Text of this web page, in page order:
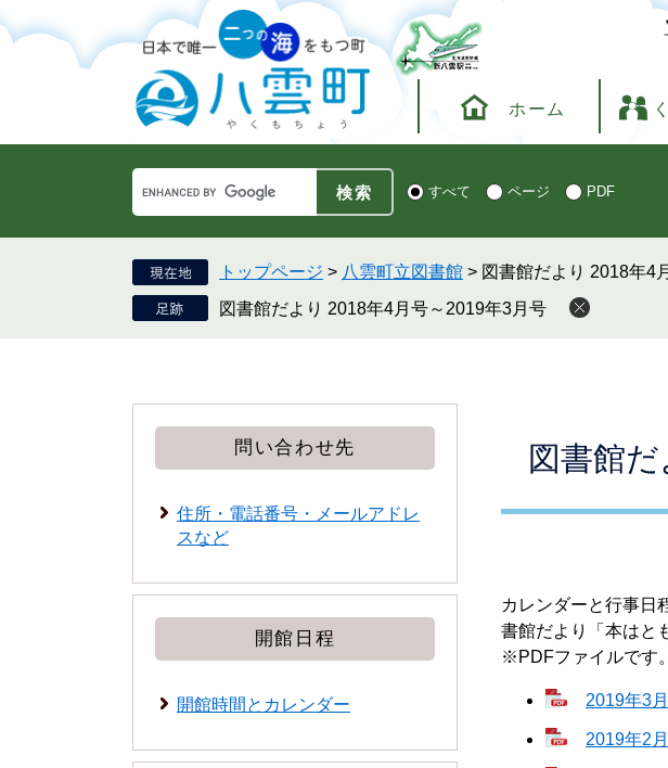
ー
で
ニ
ば
文
ホーム
Google
カ
ス
タ
ム
検
検 すべて ページ PDF
トップページ > 八雲町立図書館 > 図書館だより 2018年4
図書館だより 2018年4月号～2019年3月号
図書館
カレンダーと行事日
書館だより「本はと
※PDFファイルです
2019年3
2019年2
問い合わせ先
住所・電話番号・メールアドレ
スなど
開館日程
開館時間とカレンダー